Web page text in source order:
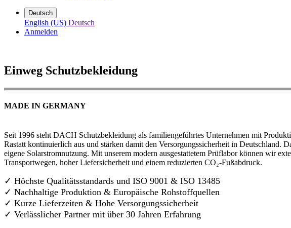
Deutsch
English (US) Deutsch
Anmelden
Einweg Schutzbekleidung
MADE IN GERMANY
Seit 1996 steht DACH Schutzbekleidung als familiengeführtes Unternehmen mit
Rastatt kontinuierlich aus und stärken damit den Versorgungssicherheit in
eigene Solarstromnutzung. Mit unserem modern ausgestattetem Prüflabor können wir
Transportwegen, hoher Liefersicherheit und einem reduzierten CO₂-Fußabdruck.
✓ Höchste Qualitätsstandards und ISO 9001 & ISO 13485
✓ Nachhaltige Produktion & Europäische Rohstoffquellen
✓ Kurze Lieferzeiten & Hohe Versorgungssicherheit
✓ Verlässlicher Partner mit über 30 Jahren Erfahrung